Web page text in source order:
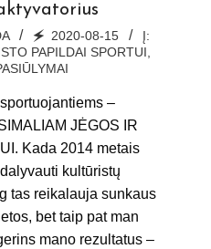
🗲 2020-08-15
Į:
PAPILDAI SPORTUI,
–
JĖGOS IR
Kada 2014 metais
kultūristų
tas reikalauja sunkaus
bet taip pat man
mano rezultatus –